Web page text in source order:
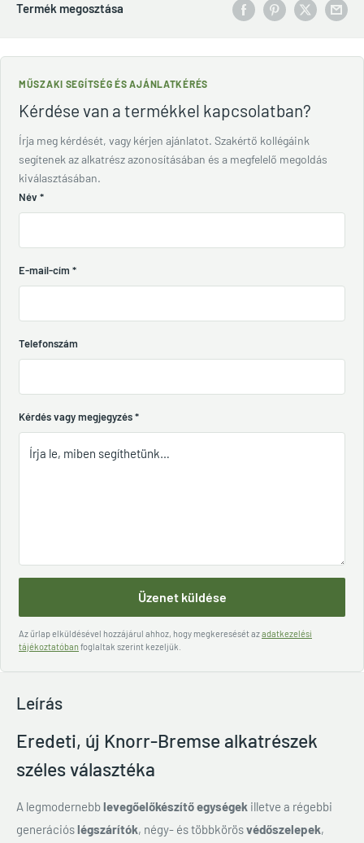
Termék megosztása
MŰSZAKI SEGÍTSÉG ÉS AJÁNLATKÉRÉS
Kérdése van a termékkel kapcsolatban?
Írja meg kérdését, vagy kérjen ajánlatot. Szakértő kollégáink
segítenek az alkatrész azonosításában és a megfelelő megoldás
kiválasztásában.
Név *
E-mail-cím *
Telefonszám
Kérdés vagy megjegyzés*
Üzenet küldése
Az űrlap elküldésével hozzájárul ahhoz, hogy megkeresését azadatkezelési
tájékoztatóban foglaltak szerint kezeljük.
Leírás
Eredeti, új Knorr-Bremse alkatrészek
széles választéka
A legmodernebblevegőelőkészítő egységek illetve a régebbi
generációslégszárítók, négy- és többkörösvédőszelepek,